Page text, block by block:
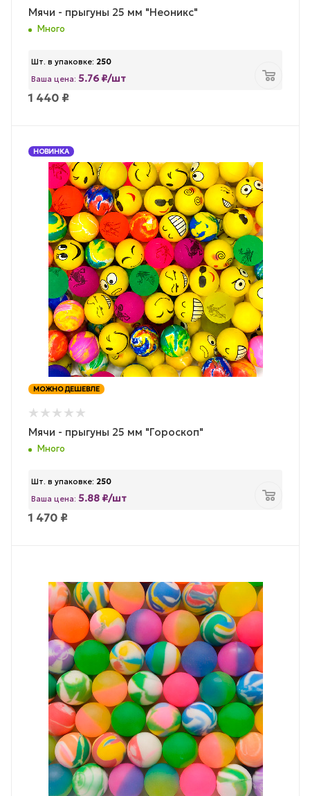
Мячи - прыгуны 25 мм "Неоникс"
Много
Шт. в упаковке: 250
Ваша цена: 5.76 ₽/шт
1 440 ₽
НОВИНКА
МОЖНО ДЕШЕВЛЕ
Мячи - прыгуны 25 мм "Гороскоп"
Много
Шт. в упаковке: 250
Ваша цена: 5.88 ₽/шт
1 470 ₽